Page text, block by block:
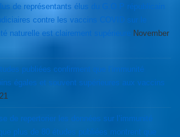
de représentants élus du G.O.P républicain
contre les vaccins COVID sur le
naturelle est clairement supérieure November
publiées confirment que l’immunité
égales et souvent supérieures aux vaccins
de repertorier les données sur l’immunité
plus de 80 études publiées montrent que